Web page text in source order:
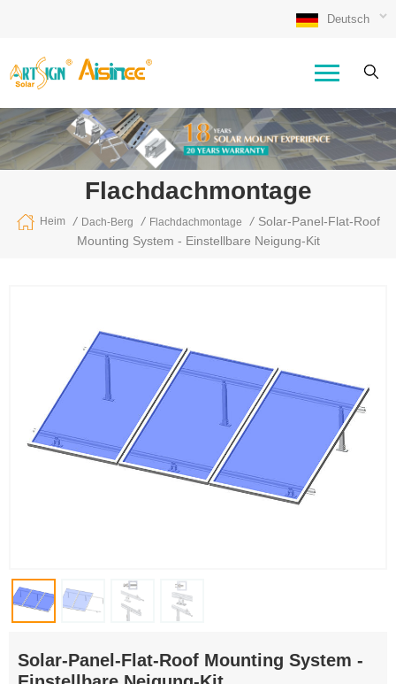
Deutsch
Flachdachmontage
Heim / Dach-Berg / Flachdachmontage / Solar-Panel-Flat-Roof
Mounting System - Einstellbare Neigung-Kit
Solar-Panel-Flat-Roof Mounting System -